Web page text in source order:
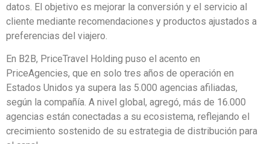
datos. El objetivo es mejorar la conversión y el servicio al
cliente mediante recomendaciones y productos ajustados a
preferencias del viajero.
En B2B, PriceTravel Holding puso el acento en
PriceAgencies, que en solo tres años de operación en
Estados Unidos ya supera las 5.000 agencias afiliadas,
según la compañía. A nivel global, agregó, más de 16.000
agencias están conectadas a su ecosistema, reflejando el
crecimiento sostenido de su estrategia de distribución para